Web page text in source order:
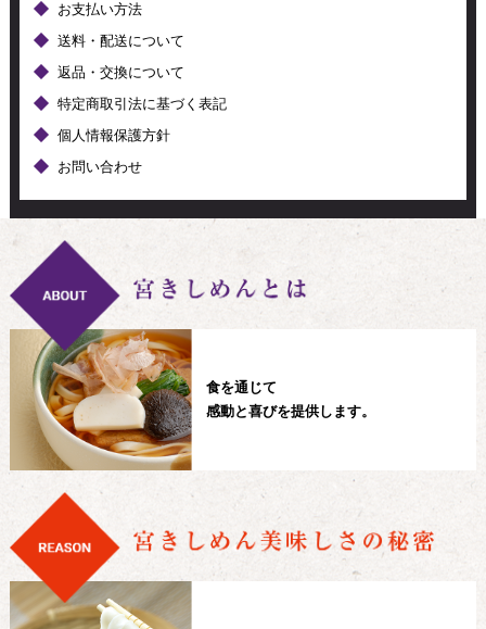
お支払い方法
送料・配送について
返品・交換について
特定商取引法に基づく表記
個人情報保護方針
お問い合わせ
食を通じて
感動と喜びを提供します。